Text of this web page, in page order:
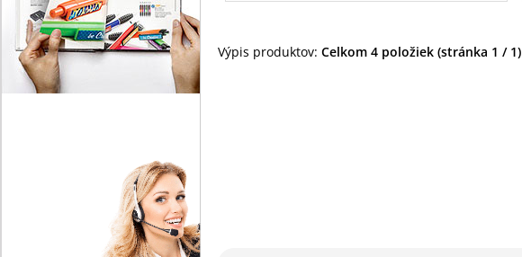
Výpis produktov: Celkom 4 položiek (stránka 1 / 1)